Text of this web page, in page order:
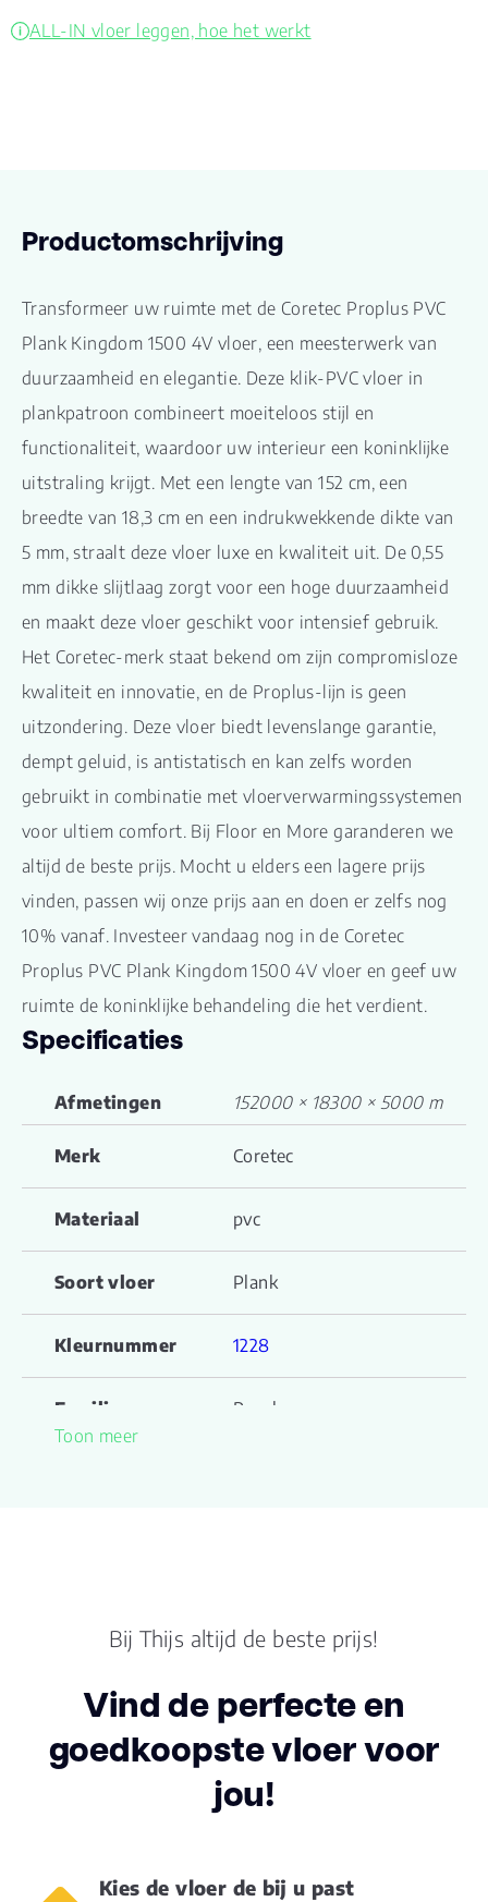
ALL-IN vloer leggen, hoe het werkt
Productomschrijving
Transformeer uw ruimte met de Coretec Proplus PVC
Plank Kingdom 1500 4V vloer, een meesterwerk van
duurzaamheid en elegantie. Deze klik-PVC vloer in
plankpatroon combineert moeiteloos stijl en
functionaliteit, waardoor uw interieur een koninklijke
uitstraling krijgt. Met een lengte van 152 cm, een
breedte van 18,3 cm en een indrukwekkende dikte van
5 mm, straalt deze vloer luxe en kwaliteit uit. De 0,55
mm dikke slijtlaag zorgt voor een hoge duurzaamheid
en maakt deze vloer geschikt voor intensief gebruik.
Het Coretec-merk staat bekend om zijn compromisloze
kwaliteit en innovatie, en de Proplus-lijn is geen
uitzondering. Deze vloer biedt levenslange garantie,
dempt geluid, is antistatisch en kan zelfs worden
gebruikt in combinatie met vloerverwarmingssystemen
voor ultiem comfort. Bij Floor en More garanderen we
altijd de beste prijs. Mocht u elders een lagere prijs
vinden, passen wij onze prijs aan en doen er zelfs nog
10% vanaf. Investeer vandaag nog in de Coretec
Proplus PVC Plank Kingdom 1500 4V vloer en geef uw
ruimte de koninklijke behandeling die het verdient.
Specificaties
Afmetingen 152000 × 18300 × 5000 m
Merk Coretec
Materiaal pvc
Soort vloer Plank
Kleurnummer 1228
Familienaam Proplus
Aantal per pak 10
0.55
Dikte plank (mm) 5.0
Toon meer
Bij Thijs altijd de beste prijs!
Vind de perfecte en
goedkoopste vloer voor
jou!
Kies de vloer de bij u past